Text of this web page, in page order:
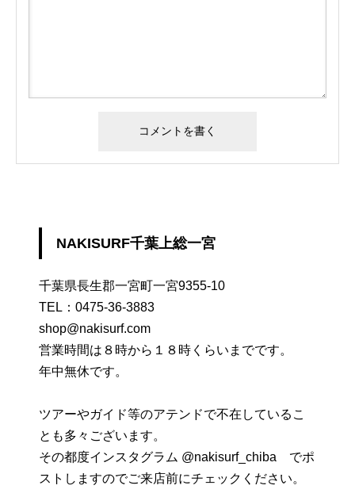
NAKISURF千葉上総一宮
千葉県長生郡一宮町一宮9355-10
TEL： 0475-36-3883
shop@nakisurf.com
営業時間は８時から１８時くらいまでです。
年中無休です。
ツアーやガイド等のアテンドで不在しているこ
とも多々ございます。
その都度インスタグラム @nakisurf_chiba でポ
ストしますのでご来店前にチェックください。